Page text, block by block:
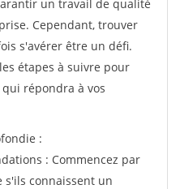
un travail de qualité
Cependant, trouver
s'avérer être un défi.
étapes à suivre pour
répondra à vos
:
: Commencez par
s'ils connaissent un